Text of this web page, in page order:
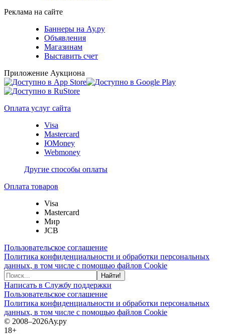
Реклама на сайте
Баннеры на Ау.ру
Объявления
Магазинам
Выставить счет
Приложение Аукциона
Оплата услуг сайта
Visa
Mastercard
ЮMoney
Webmoney
Другие способы оплаты
Оплата товаров
Visa
Mastercard
Мир
JCB
Пользовательское соглашение
Политика конфиденциальности и обработки персональных
данных, в том числе с помощью файлов Cookie
Найти!
Написать в Службу поддержки
Пользовательское соглашение
Политика конфиденциальности и обработки персональных
данных, в том числе с помощью файлов Cookie
© 2008–2026Ау.ру
18+